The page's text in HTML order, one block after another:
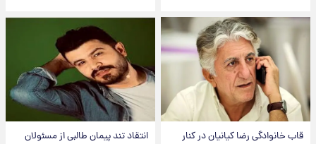
قاب خانوادگی رضا کیانیان در کنار
انتقاد تند پیمان طالبی از مسئولان